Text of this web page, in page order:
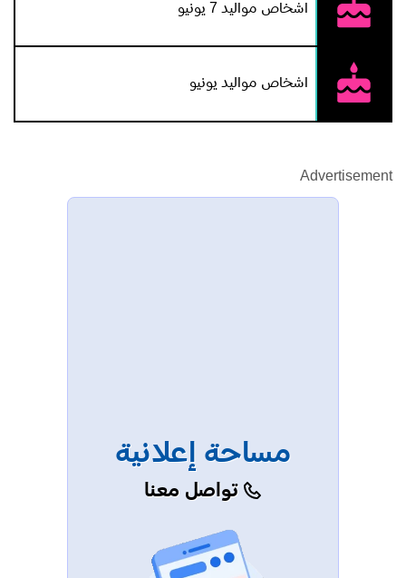
اشخاص مواليد 7 يونيو
اشخاص مواليد يونيو
Advertisement
مساحة إعلانية
تواصل معنا